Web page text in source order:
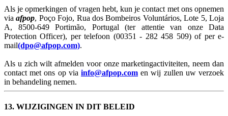
Als je opmerkingen of vragen hebt, kun je contact met ons opnemen
viaafpop, Poço Fojo, Rua dos Bombeiros Voluntários, Lote 5, Loja
A, 8500-649 Portimão, Portugal (ter attentie van onze Data
Protection Officer), per telefoon (00351 - 282 458 509) of per e-
mail(dpo@afpop.com).
Als u zich wilt afmelden voor onze marketingactiviteiten, neem dan
contact met ons op via info@afpop.com en wij zullen uw verzoek
in behandeling nemen.
13. WIJZIGINGEN IN DIT BELEID